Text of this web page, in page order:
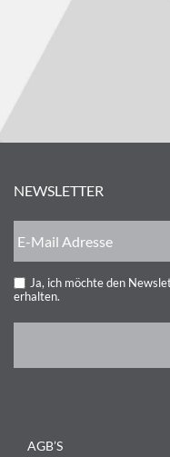
NEWSLETTER
Ja, ich möchte den
erhalten.
AGB’S